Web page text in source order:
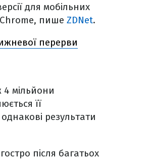
для мобільних
пише ZDNet.
перерви
4 мільйони
її
результати
після багатьох